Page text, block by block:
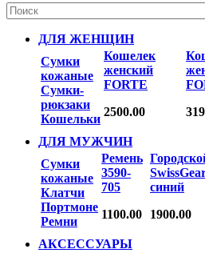
ДЛЯ ЖЕНЩИН
Сумки
кожаные
Сумки-
рюкзаки
Кошельки
Кошелек
женский
FORTE
2500.00
ДЛЯ МУЖЧИН
Сумки
кожаные
Клатчи
Портмоне
Ремни
Ремень
3590-
705
1100.00
синий
1900.00
АКСЕССУАРЫ